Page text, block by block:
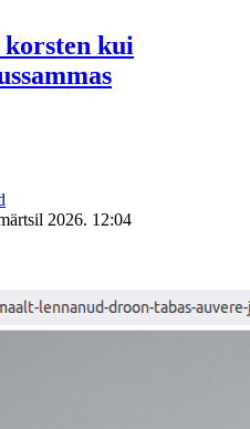
kui
2026. 12:04